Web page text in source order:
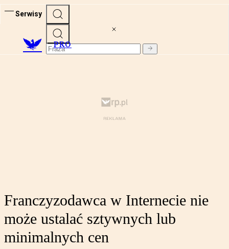
Serwisy
PRO
Franczyzodawca w Internecie nie
może ustalać sztywnych lub
minimalnych cen